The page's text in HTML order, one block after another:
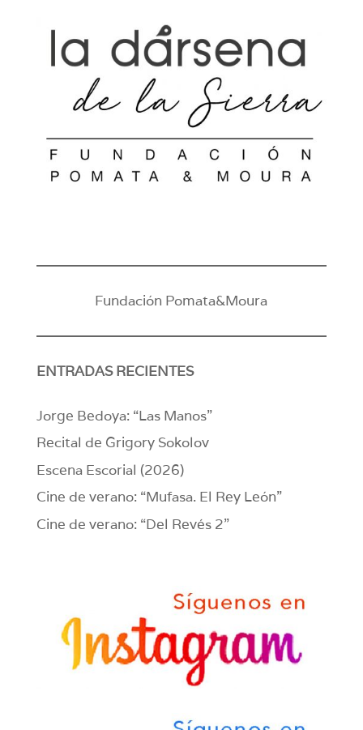
Fundación Pomata&Moura
ENTRADAS RECIENTES
Jorge Bedoya: “Las Manos”
Recital de Grigory Sokolov
Escena Escorial (2026)
Cine de verano: “Mufasa. El Rey León”
Cine de verano: “Del Revés 2”